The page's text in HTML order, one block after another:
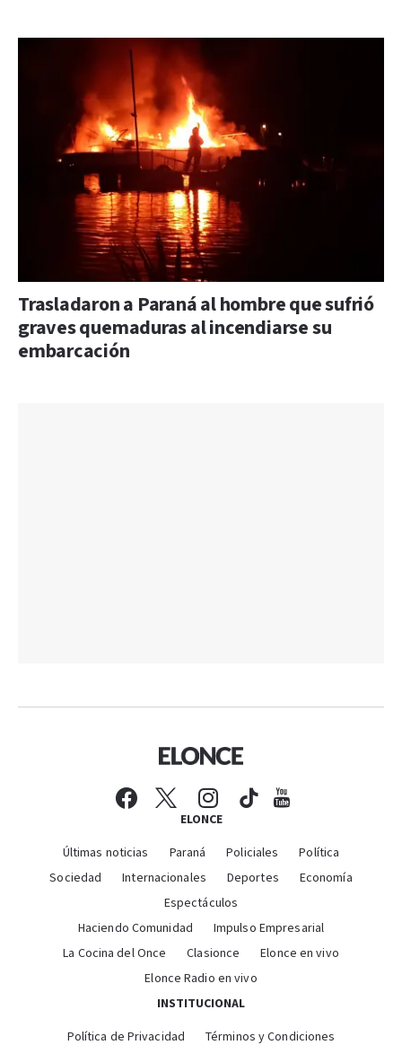
Trasladaron a Paraná al hombre que sufrió
graves quemaduras al incendiarse su
embarcación
ELONCE
Últimas noticias Paraná Policiales
Política
Sociedad
Internacionales Deportes
Economía
Espectáculos
Haciendo Comunidad
Impulso Empresarial
La Cocina del Once
Clasionce
Elonce en vivo
Elonce Radio en vivo
INSTITUCIONAL
Política de Privacidad Términos y Condiciones